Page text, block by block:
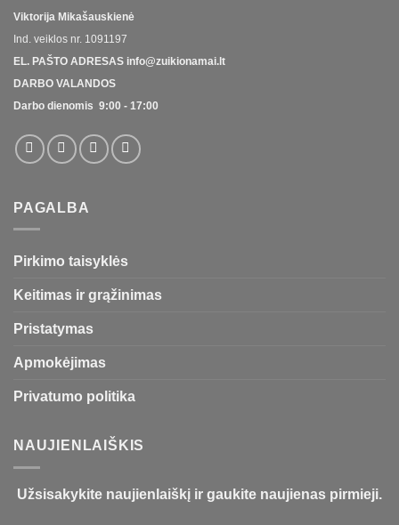
Viktorija Mikašauskienė
Ind. veiklos nr. 1091197
EL. PAŠTO ADRESAS info@zuikionamai.lt
DARBO VALANDOS
Darbo dienomis 9:00 - 17:00
PAGALBA
Pirkimo taisyklės
Keitimas ir grąžinimas
Pristatymas
Apmokėjimas
Privatumo politika
NAUJIENLAIŠKIS
Užsisakykite naujienlaiškį ir gaukite naujienas pirmieji.